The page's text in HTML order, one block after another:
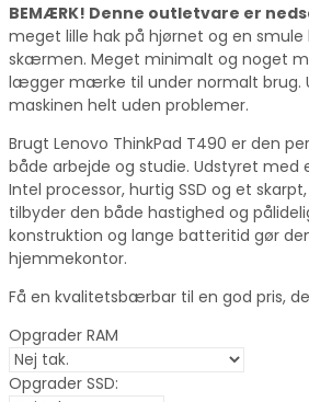
BEMÆRK! Denne outletvare er
meget lille hak på hjørnet og en smule
skærmen. Meget minimalt og noget
lægger mærke til under normalt brug.
maskinen helt uden problemer.
Brugt Lenovo ThinkPad T490 er den
både arbejde og studie. Udstyret
Intel processor, hurtig SSD og et skarpt,
tilbyder den både hastighed og
konstruktion og lange batteritid gør
hjemmekontor.
Få en kvalitetsbærbar til en god pris,
Opgrader RAM
Opgrader SSD: